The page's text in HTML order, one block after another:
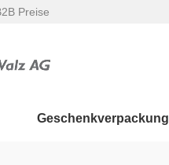
Preise
Geschenkverpackung